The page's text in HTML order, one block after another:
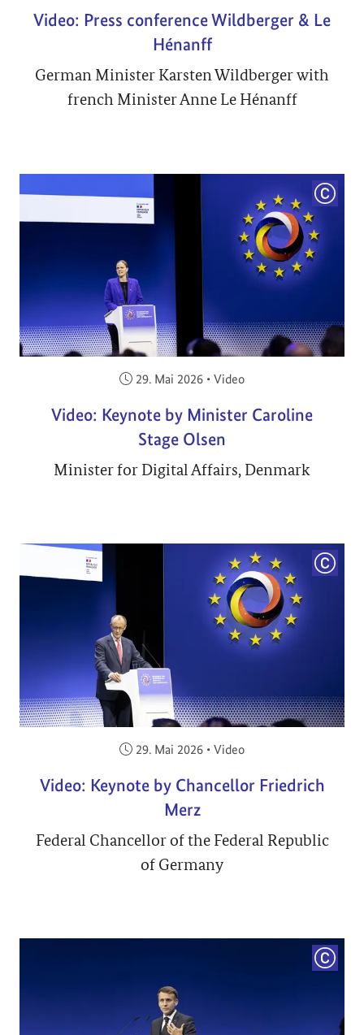
Video: Press conference Wildberger & Le
Hénanff
German Minister Karsten Wildberger with
french Minister Anne Le Hénanff
Veröffentlicht am:
29. Mai 2026 • Video
Video: Keynote by Minister Caroline
Stage Olsen
Minister for Digital Affairs, Denmark
Veröffentlicht am:
29. Mai 2026 • Video
Video: Keynote by Chancellor Friedrich
Merz
Federal Chancellor of the Federal Republic
of Germany